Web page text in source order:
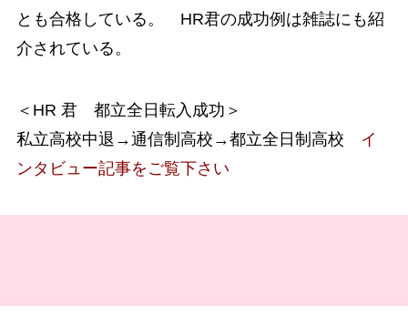
とも合格している。 HR君の成功例は雑誌にも紹
介されている。
＜HR 君 都立全日転入成功＞
私立高校中退→通信制高校→都立全日制高校
イ
ンタビュー記事をご覧下さい